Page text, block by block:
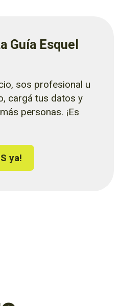
Guía Esquel
sos profesional u
cargá tus datos y
personas. ¡Es
ya!